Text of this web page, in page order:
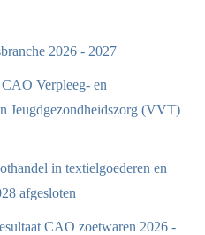
2026 - 2027
Verpleeg- en
Jeugdgezondheidszorg (VVT)
in textielgoederen en
afgesloten
CAO zoetwaren 2026 -